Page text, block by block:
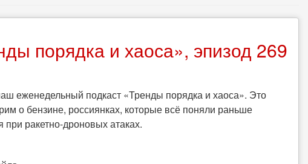
порядка и хаоса», эпизод 269
еженедельный подкаст «Тренды порядка и хаоса». Это
о бензине, россиянках, которые всё поняли раньше
ракетно-дроновых атаках.